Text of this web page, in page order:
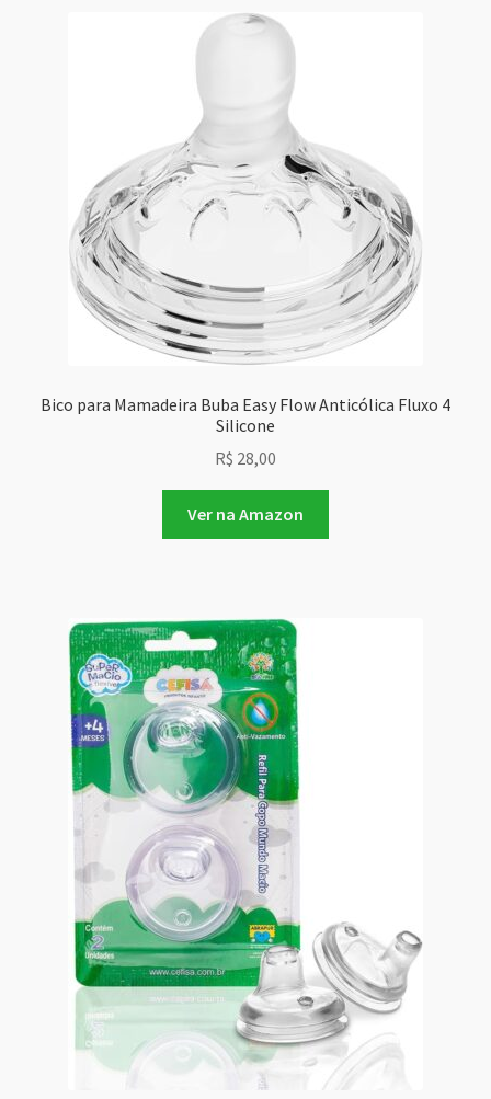
Bico para Mamadeira Buba Easy Flow Anticólica Fluxo 4
Silicone
R$ 28,00
Ver na Amazon